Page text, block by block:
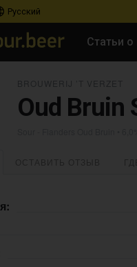
Русский
Статьи о
Oud Bruin